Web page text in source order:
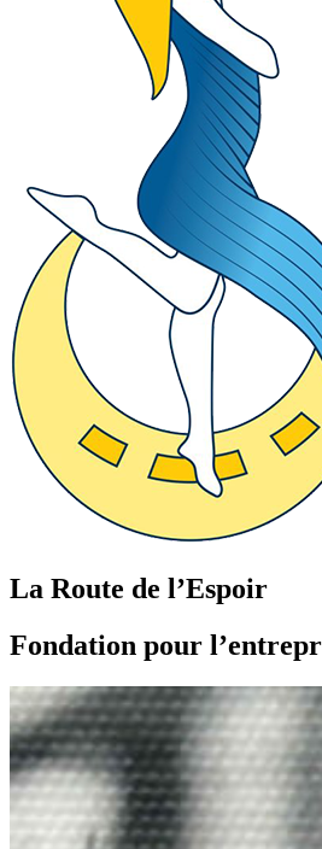
La Route de l’Espoir
Fondation pour